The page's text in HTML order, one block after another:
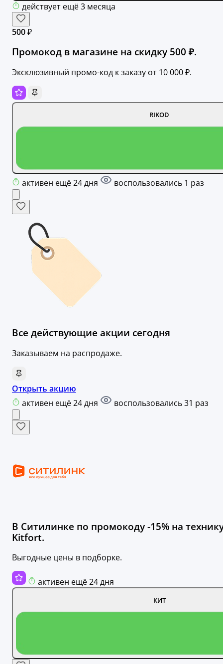
действует ещё 3 месяца
500 ₽
Промокод в магазине на скидку 500 ₽.
Эксклюзивный промо-код к заказу от 10 000 ₽.
RIKOD
активен ещё 24 дня воспользовались 1 раз
Все действующие акции сегодня
Заказываем на распродаже.
Открыть акцию
активен ещё 24 дня
воспользовались 31 раз
В Ситилинке по промокоду -15% на
Kitfort.
Выгодные цены в подборке.
активен ещё 24 дня
КИТ